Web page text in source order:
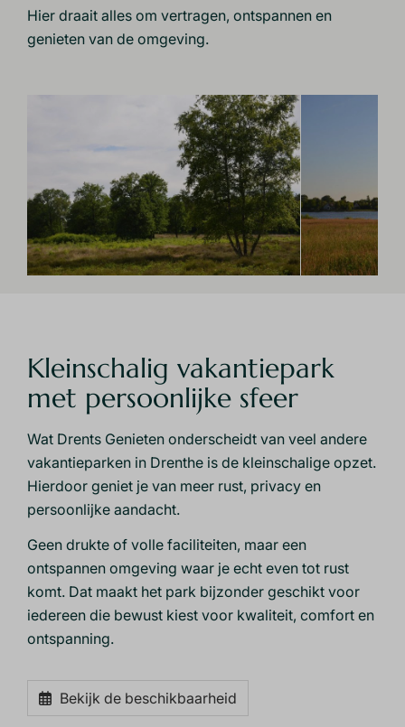
Hier draait alles om vertragen, ontspannen en
genieten van de omgeving.
Kleinschalig vakantiepark
met persoonlijke sfeer
Wat Drents Genieten onderscheidt van veel andere
vakantieparken in Drenthe is de kleinschalige opzet.
Hierdoor geniet je van meer rust, privacy en
persoonlijke aandacht.
Geen drukte of volle faciliteiten, maar een
ontspannen omgeving waar je echt even tot rust
komt. Dat maakt het park bijzonder geschikt voor
iedereen die bewust kiest voor kwaliteit, comfort en
ontspanning.
Bekijk de beschikbaarheid